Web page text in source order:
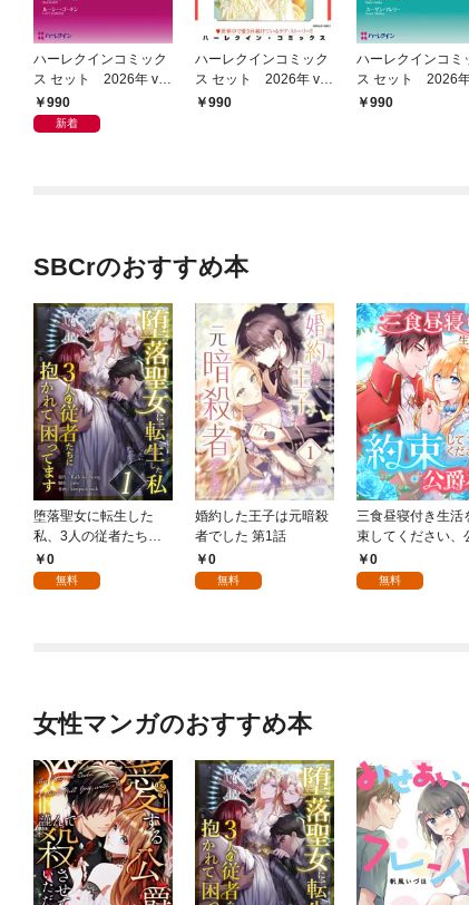
ハーレクインコミック
ス セット 2026年 vo
l.950
990
新着
ハーレクインコミック
ス セット 2026年 vo
l.931
990
ハーレクインコミ
ス セット 2026年
l.800
990
SBCrのおすすめ本
堕落聖女に転生した
私、3人の従者たちに
抱かれて困ってます 第
1話
0
無料
婚約した王子は元暗殺
者でした 第1話
0
無料
三食昼寝付き生活
束してください、
様 1話
0
無料
女性マンガのおすすめ本